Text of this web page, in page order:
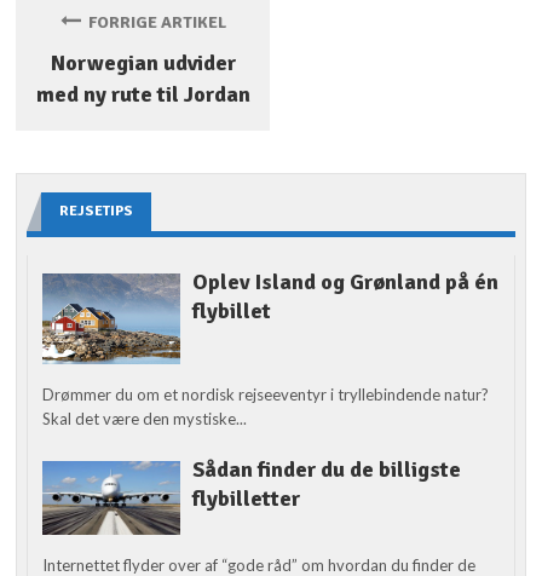
FORRIGE ARTIKEL
Norwegian udvider
med ny rute til Jordan
REJSETIPS
Oplev Island og Grønland på én
flybillet
Drømmer du om et nordisk rejseeventyr i tryllebindende natur?
Skal det være den mystiske...
Sådan finder du de billigste
flybilletter
Internettet flyder over af “gode råd” om hvordan du finder de